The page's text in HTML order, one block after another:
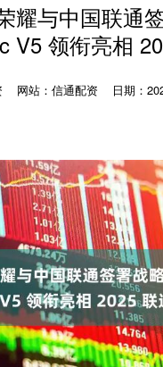
耀与中国联通
V5 领衔亮相
网站：信通配资 日期：